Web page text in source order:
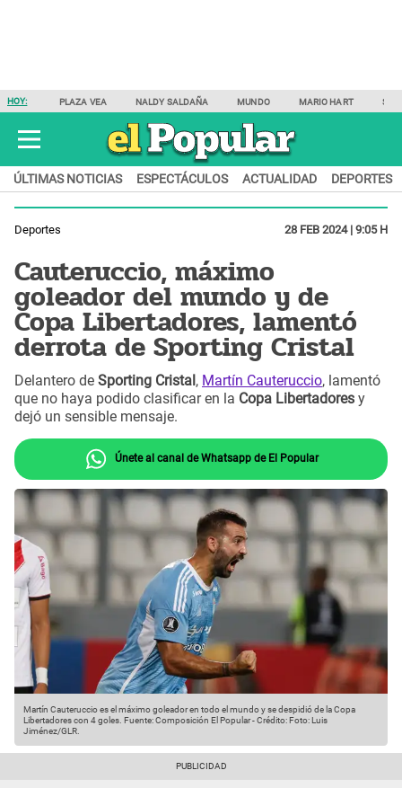
HOY: PLAZA VEA NALDY SALDAÑA MUNDO MARIO HART
ÚLTIMAS NOTICIAS ESPECTÁCULOS ACTUALIDAD DEPORTES
Deportes 28 FEB 2024 | 9:05 H
Cauteruccio, máximo
goleador del mundo y de
Copa Libertadores, lamentó
derrota de Sporting Cristal
Delantero de Sporting Cristal , Martín Cauteruccio, lamentó
que no haya podido clasificar en la Copa Libertadores y
dejó un sensible mensaje.
Únete al canal de Whatsapp de El Popular
Martín Cauteruccio es el máximo goleador en todo el mundo y se despidió de la Copa
Libertadores con 4 goles. Fuente: Composición El Popular-Crédito: Foto: Luis
Jiménez/GLR.